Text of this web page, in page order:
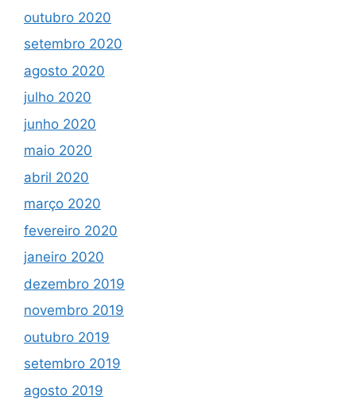
outubro 2020
setembro 2020
agosto 2020
julho 2020
junho 2020
maio 2020
abril 2020
março 2020
fevereiro 2020
janeiro 2020
dezembro 2019
novembro 2019
outubro 2019
setembro 2019
agosto 2019